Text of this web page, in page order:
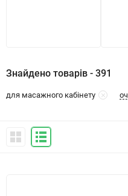
Знайдено товарів - 391
для масажного кабінету